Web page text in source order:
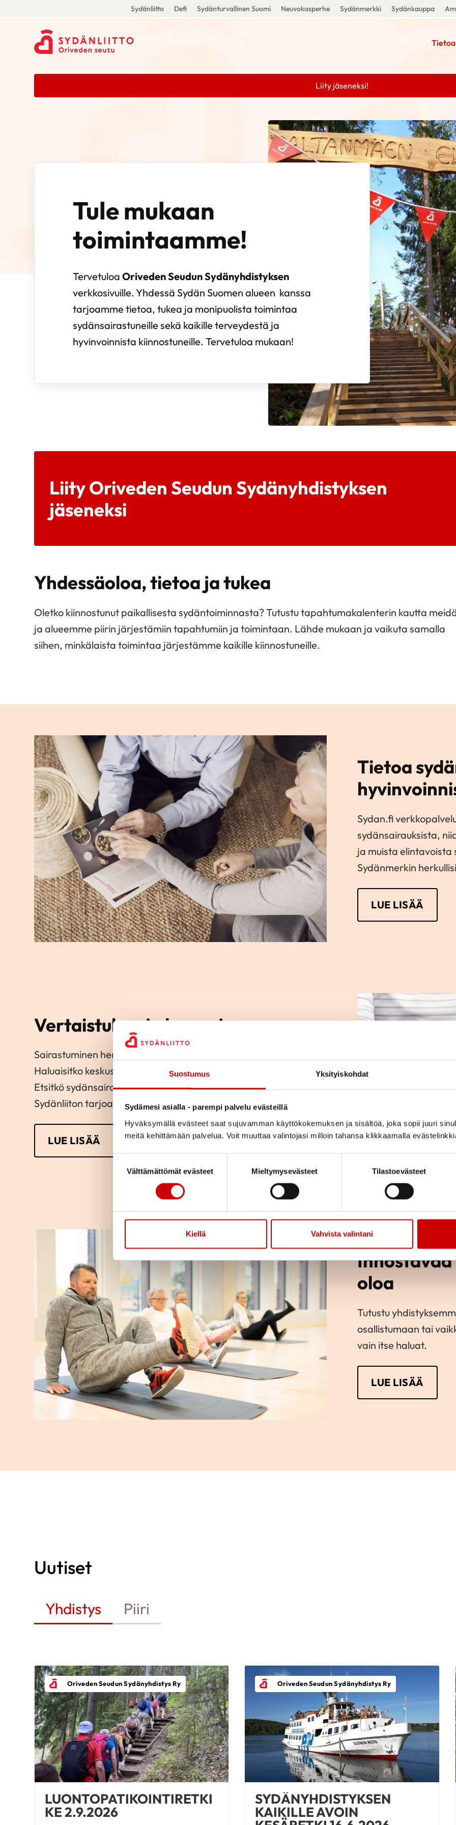
Suostumus Yksityiskohdat
Sydämesi asialla - parempi palvelu evästeillä
Hyväksymällä evästeet saat sujuvamman käyttökokemuksen ja sisältöä, joka sopii juuri
meitä kehittämään palvelua. Voit muuttaa valintojasi milloin tahansa klikkaamalla
Suostumuksen valinta
Välttämättömät evästeet
Mieltymysevästeet Tilastoevästeet
Kiellä Vahvista valintani
Sydänliitto Defi Sydänturvallinen Suomi Neuvokasperhe Sydänmerkki Sydänkauppa
Tietoa
Liity jäseneksi!
Tule mukaan
toimintaamme!
TervetuloaOriveden Seudun Sydänyhdistyksen
verkkosivuille. Yhdessä Sydän Suomen alueen kanssa
tarjoamme tietoa, tukea ja monipuolista toimintaa
sydänsairastuneille sekä kaikille terveydestä ja
hyvinvoinnista kiinnostuneille. Tervetuloa mukaan!
Liity Oriveden Seudun Sydänyhdistyksen
jäseneksi
Yhdessäoloa, tietoa ja tukea
Oletko kiinnostunut paikallisesta sydäntoiminnasta? Tutustu tapahtumakalenterin kautta
ja alueemme piirin järjestämiin tapahtumiin ja toimintaan. Lähde mukaan ja vaikuta samalla
siihen, minkälaista toimintaa järjestämme kaikille kiinnostuneille.
Tietoa
Sydan.fi
sydänsairauksista,
ja muista elintavoista
Sydänmerkin
LUE LISÄÄ
Vertaistukea ja kursseja
Sairastuminen herättää usein monia huolia ja kysymyksiä.
Haluaisitko keskustella koulutetun vertaistukihenkilön kanssa?
Etsitkö sydänsairastuneille tarkoitettuja kursseja? Tutustu
Sydänliiton tarjoamaan tukeen sairastuneille.
LUE LISÄÄ
oloa
Tutustu
osallistumaan tai
vain itse haluat.
LUE LISÄÄ
Uutiset
Yhdistys Piiri
Oriveden Seudun Sydänyhdistys Ry
LUONTOPATIKOINTIRETKI
KE 2.9.2026
Oriveden Seudun Sydänyhdistys Ry
SYDÄNYHDISTYKSEN
KAIKILLE AVOIN